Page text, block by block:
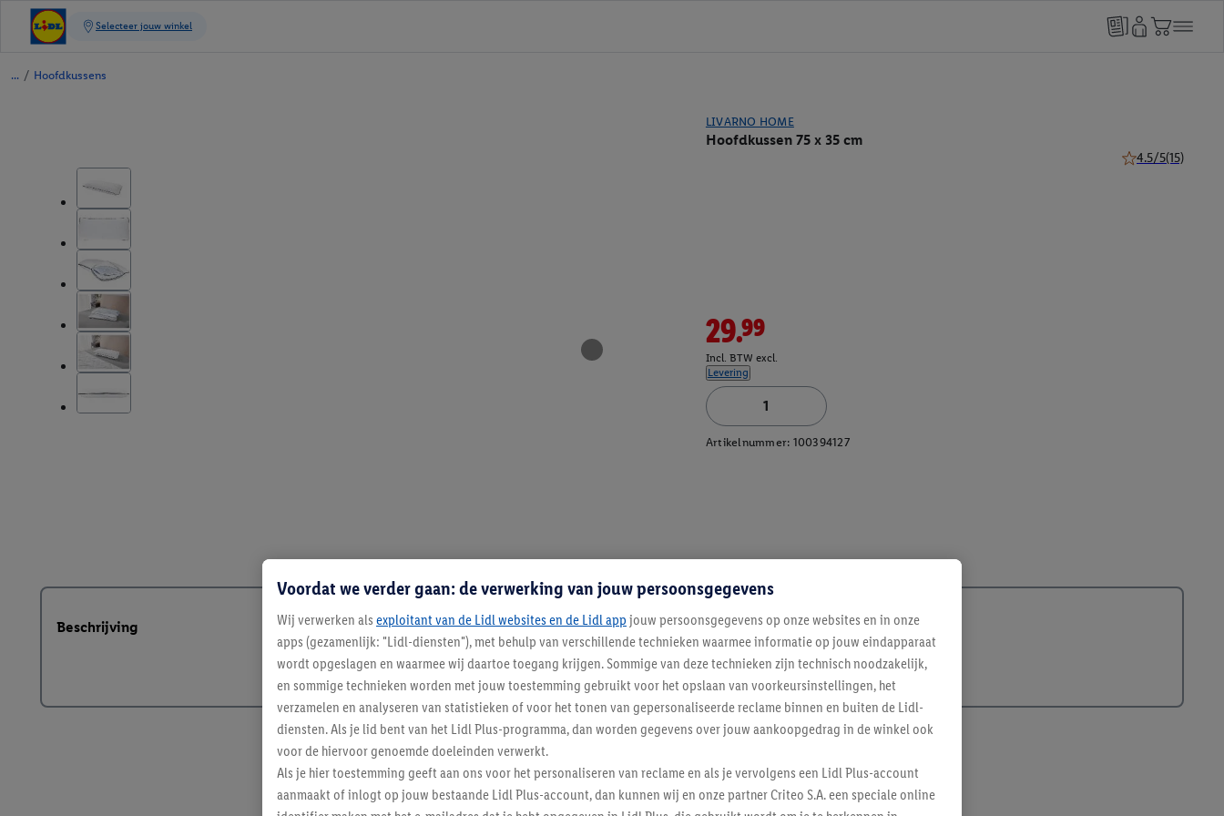
/ Hoofdkussens
LIVARNO HOME
Hoofdkussen 75 x 35 cm
4.5/5(15)
29.99
Incl. BTW excl.
Levering
Artikelnummer: 100394127
Beschrijving
Voordat we verder gaan: de verwerking van jouw persoonsgegevens
Wij verwerken als exploitant van de Lidl websites en de Lidl app jouw persoonsgegevens op onze websites en in onze
apps (gezamenlijk: "Lidl-diensten"), met behulp van verschillende technieken waarmee informatie op jouw eindapparaat
wordt opgeslagen en waarmee wij daartoe toegang krijgen. Sommige van deze technieken zijn technisch noodzakelijk,
en sommige technieken worden met jouw toestemming gebruikt voor het opslaan van voorkeursinstellingen, het
verzamelen en analyseren van statistieken of voor het tonen van gepersonaliseerde reclame binnen en buiten de Lidl-
diensten. Als je lid bent van het Lidl Plus-programma, dan worden gegevens over jouw aankoopgedrag in de winkel ook
voor de hiervoor genoemde doeleinden verwerkt.
Als je hier toestemming geeft aan ons voor het personaliseren van reclame en als je vervolgens een Lidl Plus-account
aanmaakt of inlogt op jouw bestaande Lidl Plus-account, dan kunnen wij en onze partner Criteo S.A. een speciale online